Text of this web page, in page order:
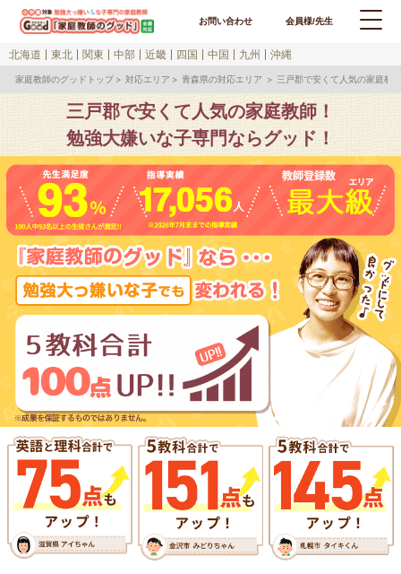
お問い合わせ 会員様/先生
北海道 東北 関東 中部 近畿 四国 中国 九州 沖縄
家庭教師のグッドトップ 対応エリア 青森県の対応エリア 三戸郡で安くて人気の家庭教
三戸郡で安くて人気の家庭教師！
勉強大嫌いな子専門ならグッド！